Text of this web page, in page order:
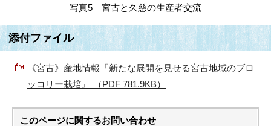
写真5 宮古と久慈の生産者交流
添付ファイル
《宮古》産地情報『新たな展開を見せる宮古地域のブロ
ッコリー栽培』 （PDF 781.9KB）
このページに関するお問い合わせ